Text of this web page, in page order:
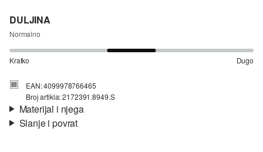
DULJINA
Normalno
Kratko Dugo
EAN: 4099978766465
Broj artikla: 2172391.8949.S
Materijal i njega
Slanje i povrat